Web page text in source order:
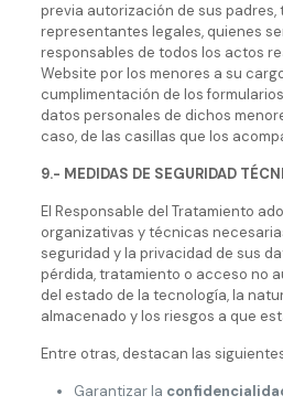
previa autorización de sus padres,
representantes legales, quienes
responsables de todos los actos
Website por los menores a su
cumplimentación de los
datos personales de dichos
caso, de las casillas que los
9.- MEDIDAS DE SEGURIDAD
El Responsable del Tratamiento
organizativas y técnicas
seguridad y la privacidad de sus
pérdida, tratamiento o acceso no
del estado de la tecnología, la
almacenado y los riesgos a que
Entre otras, destacan las
Garantizar la